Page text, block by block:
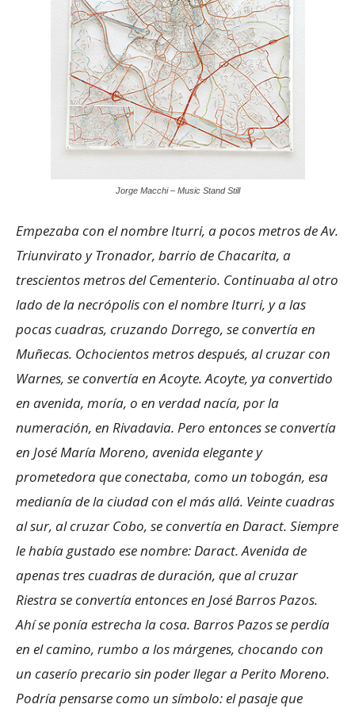
Jorge Macchi – Music Stand Still
Empezaba con el nombre Iturri, a pocos metros de Av.
Triunvirato y Tronador, barrio de Chacarita, a
trescientos metros del Cementerio. Continuaba al otro
lado de la necrópolis con el nombre Iturri, y a las
pocas cuadras, cruzando Dorrego, se convertía en
Muñecas. Ochocientos metros después, al cruzar con
Warnes, se convertía en Acoyte. Acoyte, ya convertido
en avenida, moría, o en verdad nacía, por la
numeración, en Rivadavia. Pero entonces se convertía
en José María Moreno, avenida elegante y
prometedora que conectaba, como un tobogán, esa
medianía de la ciudad con el más allá. Veinte cuadras
al sur, al cruzar Cobo, se convertía en Daract. Siempre
le había gustado ese nombre: Daract. Avenida de
apenas tres cuadras de duración, que al cruzar
Riestra se convertía entonces en José Barros Pazos.
Ahí se ponía estrecha la cosa. Barros Pazos se perdía
en el camino, rumbo a los márgenes, chocando con
un caserío precario sin poder llegar a Perito Moreno.
Podría pensarse como un símbolo: el pasaje que